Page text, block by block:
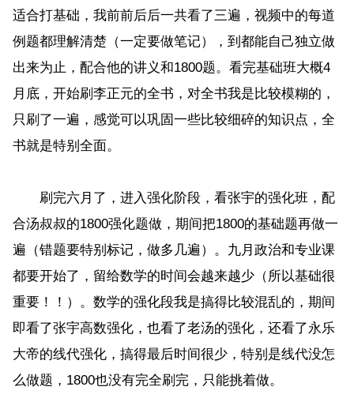
适合打基础，我前前后后一共看了三遍，视频中的每道
例题都理解清楚（一定要做笔记），到都能自己独立做
出来为止，配合他的讲义和1800题。看完基础班大概4
月底，开始刷李正元的全书，对全书我是比较模糊的，
只刷了一遍，感觉可以巩固一些比较细碎的知识点，全
书就是特别全面。
刷完六月了，进入强化阶段，看张宇的强化班，配
合汤叔叔的1800强化题做，期间把1800的基础题再做一
遍（错题要特别标记，做多几遍）。九月政治和专业课
都要开始了，留给数学的时间会越来越少（所以基础很
重要！！）。数学的强化段我是搞得比较混乱的，期间
即看了张宇高数强化，也看了老汤的强化，还看了永乐
大帝的线代强化，搞得最后时间很少，特别是线代没怎
么做题，1800也没有完全刷完，只能挑着做。